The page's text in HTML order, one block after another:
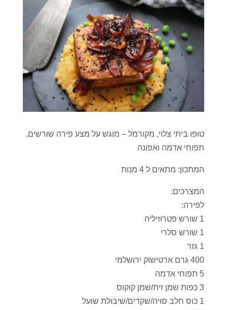
טופו ביתי צלוי, מקורמל – מוגש על מצע פירה שורשים,
תפוחי אדמה ואפונה
המתכון: מתאים ל 4 מנות
המצרכים:
לפירה:
1 שורש פטרוזיליה
1 שורש סלרי
1 גזר
400 גרם ארטישוק ירושלמי
5 תפוחי אדמה
3 כפות שמן זית/שמן קוקוס
1 כוס חלב סויה/שקדים/שיבולת שועל